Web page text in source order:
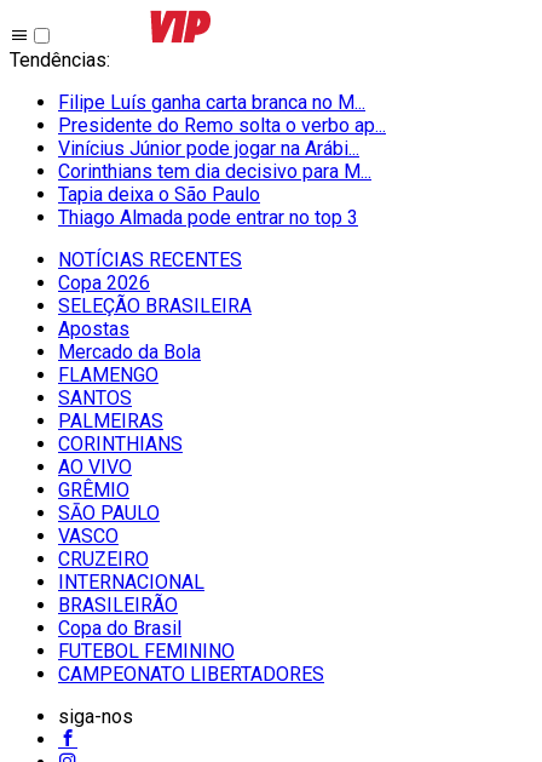
Tendências:
Filipe Luís ganha carta branca no M...
Presidente do Remo solta o verbo ap...
Vinícius Júnior pode jogar na Arábi...
Corinthians tem dia decisivo para M...
Tapia deixa o São Paulo
Thiago Almada pode entrar no top 3
NOTÍCIAS RECENTES
Copa 2026
SELEÇÃO BRASILEIRA
Apostas
Mercado da Bola
FLAMENGO
SANTOS
PALMEIRAS
CORINTHIANS
AO VIVO
GRÊMIO
SĀO PAULO
VASCO
CRUZEIRO
INTERNACIONAL
BRASILEIRÃO
Copa do Brasil
FUTEBOL FEMININO
CAMPEONATO LIBERTADORES
siga-nos